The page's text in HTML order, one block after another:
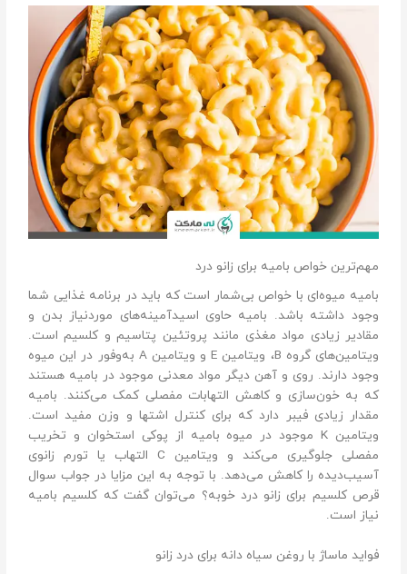
مهم‌ترین خواص بامیه برای زانو درد
بامیه میوه‌ای با خواص بی‌شمار است که باید در برنامه غذایی شما
وجود داشته باشد. بامیه حاوی اسیدآمینه‌های موردنیاز بدن و
مقادیر زیادی مواد مغذی مانند پروتئین پتاسیم و کلسیم است.
ویتامین‌های گروه B، ویتامین E و ویتامین A به‌وفور در این میوه
وجود دارند. روی و آهن دیگر مواد معدنی موجود در بامیه هستند
که به خون‌سازی و کاهش التهابات مفصلی کمک می‌کنند. بامیه
مقدار زیادی فیبر دارد که برای کنترل اشتها و وزن مفید است.
ویتامین K موجود در میوه بامیه از پوکی استخوان و تخریب
مفصلی جلوگیری می‌کند و ویتامین C التهاب یا تورم زانوی
آسیب‌دیده را کاهش می‌دهد. با توجه به این مزایا در جواب سوال
قرص کلسیم برای زانو درد خوبه؟ می‌توان گفت که کلسیم بامیه
نیاز است.
فواید ماساژ با روغن سیاه دانه برای درد زانو